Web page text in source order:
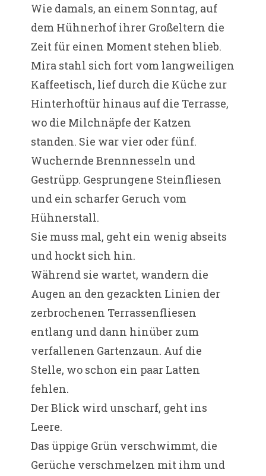
Wie damals, an einem Sonntag, auf
dem Hühnerhof ihrer Großeltern die
Zeit für einen Moment stehen blieb.
Mira stahl sich fort vom langweiligen
Kaffeetisch, lief durch die Küche zur
Hinterhoftür hinaus auf die Terrasse,
wo die Milchnäpfe der Katzen
standen. Sie war vier oder fünf.
Wuchernde Brennnesseln und
Gestrüpp. Gesprungene Steinfliesen
und ein scharfer Geruch vom
Hühnerstall.
Sie muss mal, geht ein wenig abseits
und hockt sich hin.
Während sie wartet, wandern die
Augen an den gezackten Linien der
zerbrochenen Terrassenfliesen
entlang und dann hinüber zum
verfallenen Gartenzaun. Auf die
Stelle, wo schon ein paar Latten
fehlen.
Der Blick wird unscharf, geht ins
Leere.
Das üppige Grün verschwimmt, die
Gerüche verschmelzen mit ihm und